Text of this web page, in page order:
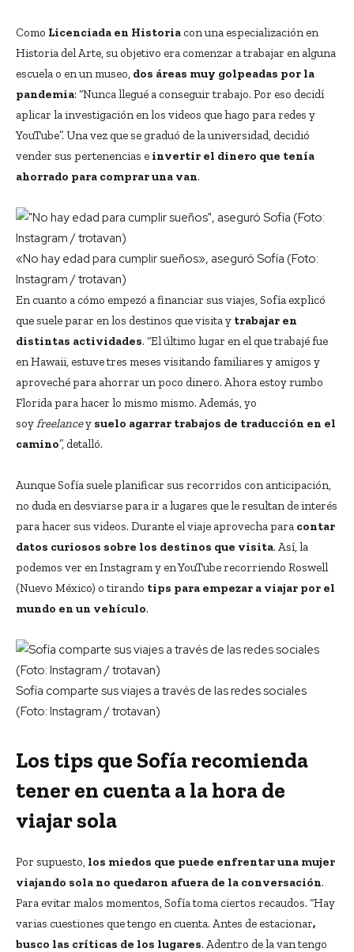
Como Licenciada en Historia con una especialización en
Historia del Arte, su objetivo era comenzar a trabajar en alguna
escuela o en un museo, dos áreas muy golpeadas por la
pandemia: “Nunca llegué a conseguir trabajo. Por eso decidí
aplicar la investigación en los videos que hago para redes y
YouTube”. Una vez que se graduó de la universidad, decidió
vender sus pertenencias e invertir el dinero que tenía
ahorrado para comprar una van.
«No hay edad para cumplir sueños», aseguró Sofía (Foto:
Instagram / trotavan)
En cuanto a cómo empezó a financiar sus viajes, Sofía explicó
que suele parar en los destinos que visita y trabajar en
distintas actividades. “El último lugar en el que trabajé fue
en Hawaii, estuve tres meses visitando familiares y amigos y
aproveché para ahorrar un poco dinero. Ahora estoy rumbo
Florida para hacer lo mismo mismo. Además, yo
soy freelancey suelo agarrar trabajos de traducción en el
camino”, detalló.
Aunque Sofía suele planificar sus recorridos con anticipación,
no duda en desviarse para ir a lugares que le resultan de interés
para hacer sus videos. Durante el viaje aprovecha para contar
datos curiosos sobre los destinos que visita. Así, la
podemos ver en Instagram y en YouTube recorriendo Roswell
(Nuevo México) o tirando tips para empezar a viajar por el
mundo en un vehículo.
Sofía comparte sus viajes a través de las redes sociales
(Foto: Instagram / trotavan)
Los tips que Sofía recomienda
tener en cuenta a la hora de
viajar sola
Por supuesto, los miedos que puede enfrentar una mujer
viajando sola no quedaron afuera de la conversación.
Para evitar malos momentos, Sofía toma ciertos recaudos. “Hay
varias cuestiones que tengo en cuenta. Antes de estacionar,
busco las críticas de los lugares. Adentro de la van tengo